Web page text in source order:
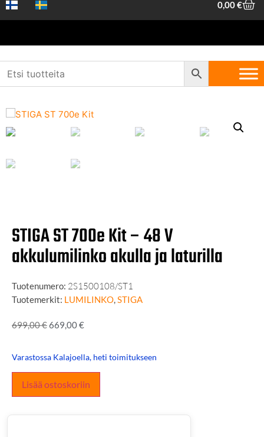
0,00€
Etusivu Piha ja metsä
/ STIGA ST 700e
STIGA ST 700e Kit – 48 V
akkulumilinko akulla ja laturilla
Tuotenumero: 2S1500108/ST1
Tuotemerkit: LUMILINKO,STIGA
699,00€669,00€
Varastossa Kalajoella, heti toimitukseen
Lisää ostoskoriin